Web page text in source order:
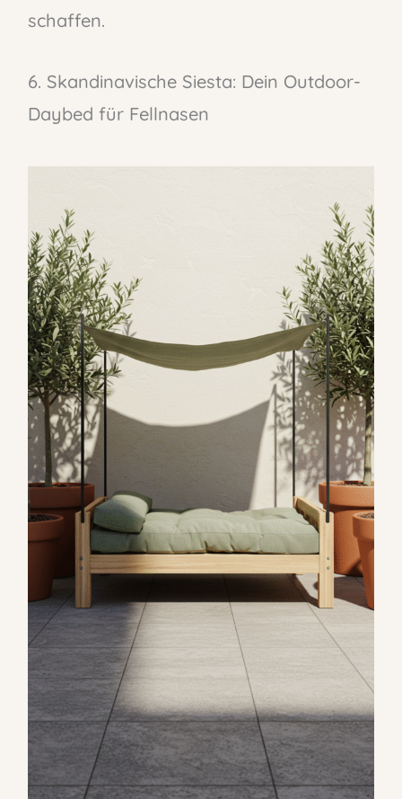
schaffen.
6. Skandinavische Siesta: Dein Outdoor-
Daybed für Fellnasen